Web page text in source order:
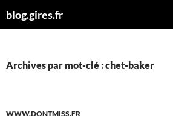
aublog.gires.fr
Archives par mot-clé : chet-baker
WWW.DONTMISS.FR